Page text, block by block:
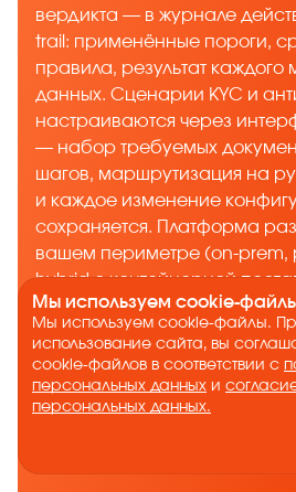
вердикта — в журнале
trail: применённые пороги,
правила, результат каждого
данных. Сценарии KYC и
настраиваются через
— набор требуемых
шагов, маршрутизация на
и каждое изменение
сохраняется. Платформа
вашем периметре (on-prem,
hybrid с контейнерной
или в облаке, а интеграция с
системами через REST API
объединить данные
существующей витриной.
до 1 месяца, в течение
полноту логирования и
Мы используем cookie-
Мы используем cookie-файлы.
использование сайта, вы
cookie-файлов в соответствии с
персональных данных и
персональных данных.